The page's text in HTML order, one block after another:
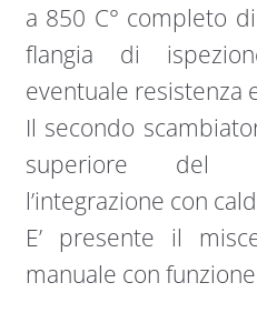
a 850 C° completo
flangia di
eventuale resistenza
Il secondo
superiore del
l’integrazione con
E’ presente il
manuale con